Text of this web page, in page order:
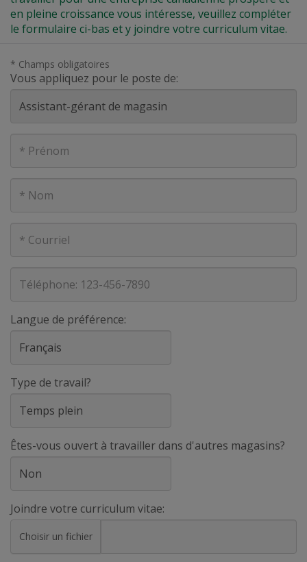
en pleine croissance vous intéresse, veuillez compléter
le formulaire ci-bas et y joindre votre curriculum vitae.
* Champs obligatoires
Vous appliquez pour le poste de:
Langue de préférence:
Type de travail?
Êtes-vous ouvert à travailler dans d'autres magasins?
Joindre votre curriculum vitae:
Choisir un fichier